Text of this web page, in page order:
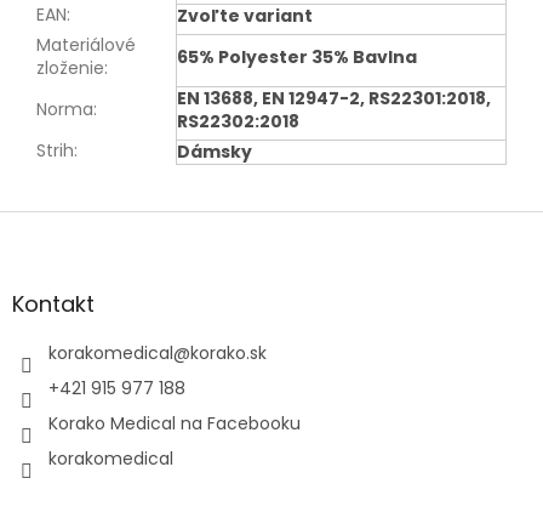
EAN:
Zvoľte variant
Materiálové
zloženie: 65% Polyester 35% Bavlna
Norma:
EN 13688, EN 12947-2, RS22301:2018,
RS22302:2018
Strih: Dámsky
Z
äKontakt
korakomedical@korako.sk
+421 915 977 188
Korako Medical na Facebooku
korakomedical